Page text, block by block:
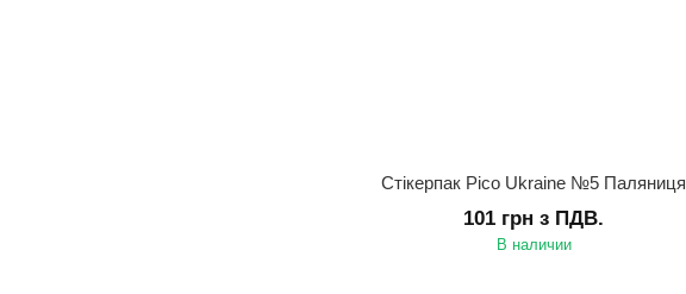
Стікерпак Pico Ukraine №5 Паляниця
101 грн з ПДВ.
В наличии